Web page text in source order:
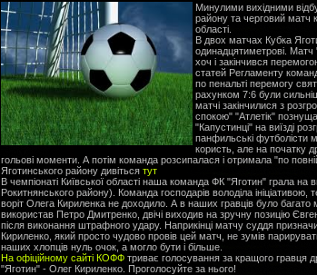
Минулими вихідними
району та черговий матч
області.
В двох матчах Кубка
одинадцятиметрові.
хоч і закінчився
статей Регламенту
по пенальті перемогу
рахунком 7:6 були
матчі закінчилися з
спокою" "Атлетік"
"Капустинці" на виїзді
панфильські футболісти
користь, але на початку
гольові моменти. А потім команда розсипалася і отримала "по
Яготинського району дивіться тут
В чемпіонаті Київської області наша команда ФК "Яготин" грала на
Рокитнянського району). Команда господарів володіла
воріт Олега Кириленка не доходило. А в наших гравців було
використав Петро Дмитренко, двічі виходив на зручну позицію
після виконання штрафного удару. Наприкінці матчу суддя
Кириленко, який просто чудово провів цей матч, не зумів
наших хлопців нуль очок, а могло бути і більше.
На офіційному сайті КОФФ триває голосування за кращого гравця
"Яготин" - Олег Кириленко. Проголосуйте за нього!